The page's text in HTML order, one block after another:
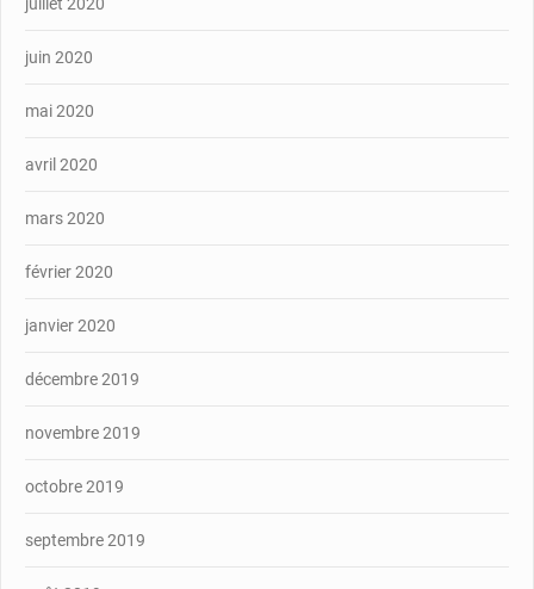
juin 2020
mai 2020
avril 2020
mars 2020
février 2020
janvier 2020
décembre 2019
novembre 2019
octobre 2019
septembre 2019